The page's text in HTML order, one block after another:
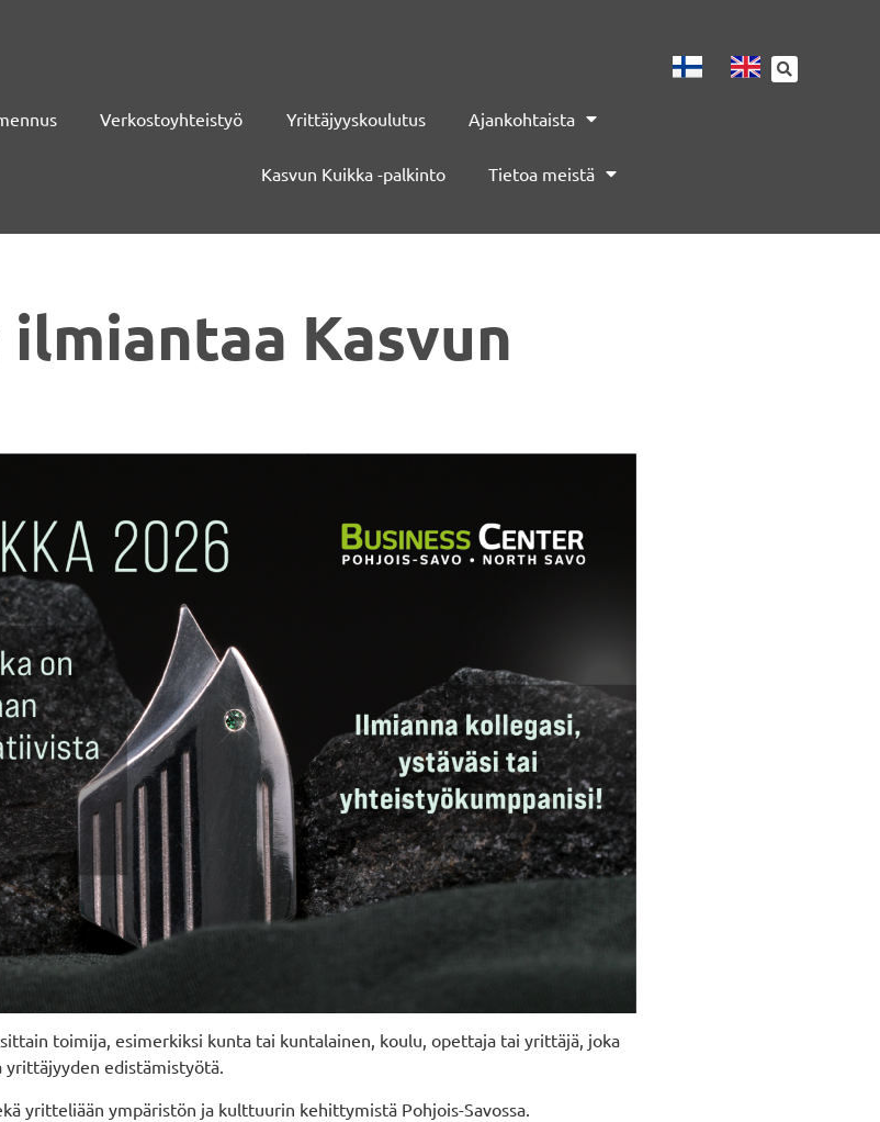
Verkostoyhteistyö Yrittäjyyskoulutus Ajankohtaista
Kasvun Kuikka -palkinto Tietoa meistä
ilmiantaa Kasvun
toimija, esimerkiksi kunta tai kuntalainen, koulu, opettaja tai yrittäjä, joka
edistämistyötä.
yritteliään ympäristön ja kulttuurin kehittymistä Pohjois-Savossa.